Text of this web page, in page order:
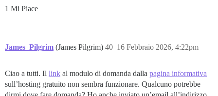
1 Mi Piace
James_Pilgrim (James Pilgrim) 16 Febbraio 2026, 4:22pm
40
Ciao a tutti. Il link al modulo di domanda dalla pagina informativa
sull’hosting gratuito non sembra funzionare. Qualcuno potrebbe